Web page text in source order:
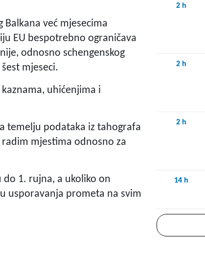
Balkana već mjesecima
EU bespotrebno ograničava
odnosno schengenskog
mjeseci.
uhićenjima i
temelju podataka iz tahografa
mjestima odnosno za
do 1. rujna, a ukoliko on
usporavanja prometa na svim
2 h
2 h
2 h
14 h